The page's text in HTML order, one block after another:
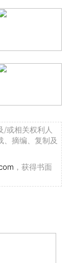
/或相关权利人
、摘编、复制及
，获得书面